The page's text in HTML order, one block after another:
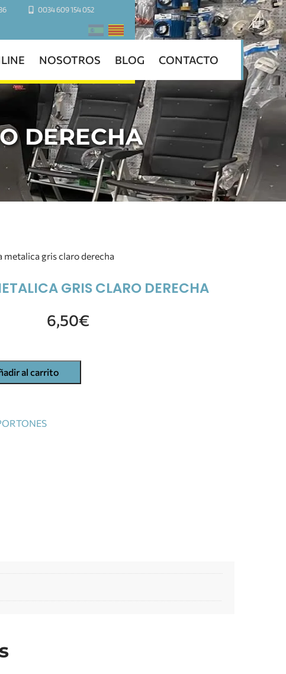
0034 609 154 052
NOSOTROS BLOG CONTACTO
DERECHA
metalica gris claro derecha
GRIS CLARO DERECHA
6,50€
al carrito